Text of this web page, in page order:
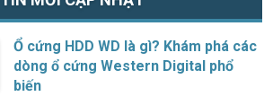
Ổ cứng HDD WD là gì? Khám phá các
dòng ổ cứng Western Digital phổ
biến